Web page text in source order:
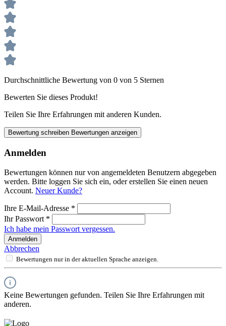
Durchschnittliche Bewertung von 0 von 5 Sternen
Bewerten Sie dieses Produkt!
Teilen Sie Ihre Erfahrungen mit anderen Kunden.
Bewertung schreiben Bewertungen anzeigen
Anmelden
Bewertungen können nur von angemeldeten Benutzern abgegeben
werden. Bitte loggen Sie sich ein, oder erstellen Sie einen neuen
Account. Neuer Kunde?
Ihre E-Mail-Adresse *
Ihr Passwort *
Ich habe mein Passwort vergessen.
Anmelden
Abbrechen
Bewertungen nur in der aktuellen Sprache anzeigen.
Keine Bewertungen gefunden. Teilen Sie Ihre Erfahrungen mit
anderen.